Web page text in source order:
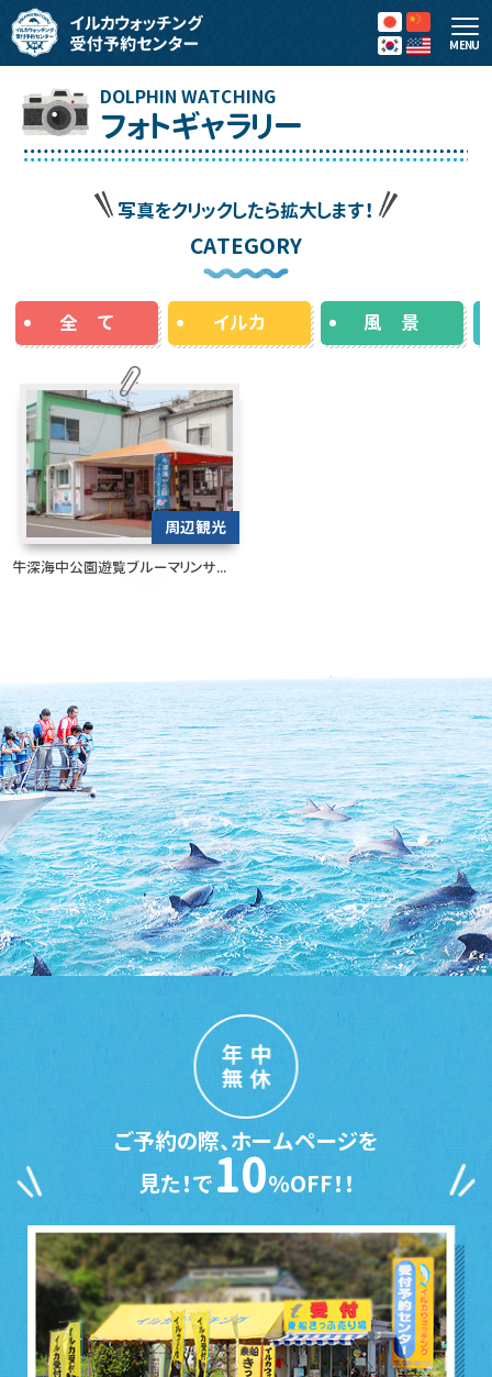
MENU
フォトギャラリー
写真をクリックしたら拡大します！
CATEGORY
全 て イルカ 風 景
周辺観光
牛深海中公園遊覧ブルーマリンサ...
年中
無休
ご予約の際、ホームページを
見た！で10％OFF！！